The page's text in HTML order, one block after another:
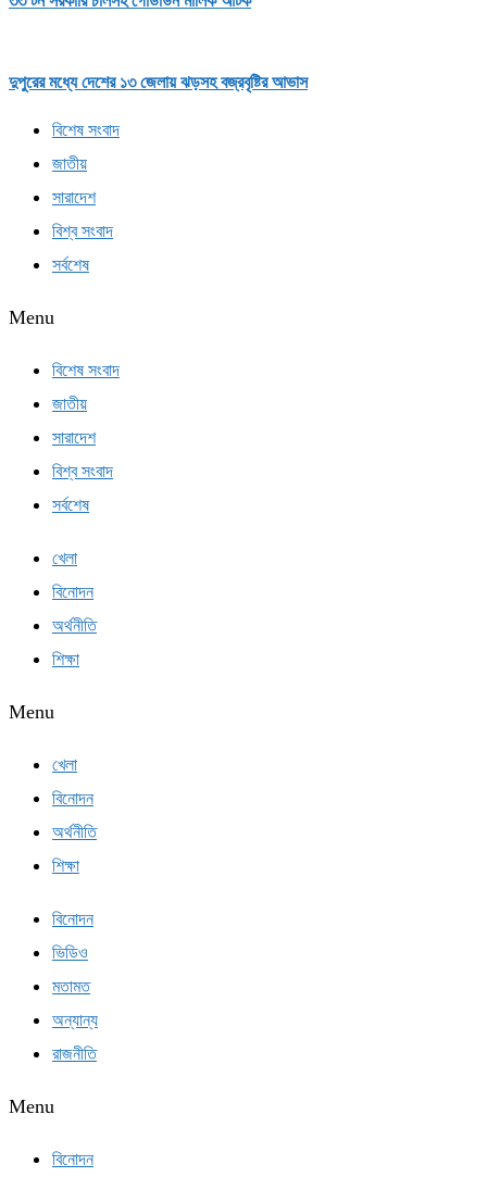
দুপুরের মধ্যে দেশের ১৩ জেলায় ঝড়সহ বজ্রবৃষ্টির আভাস
বিশেষ সংবাদ
জাতীয়
সারাদেশ
বিশ্ব সংবাদ
সর্বশেষ
Menu
বিশেষ সংবাদ
জাতীয়
সারাদেশ
বিশ্ব সংবাদ
সর্বশেষ
খেলা
বিনোদন
অর্থনীতি
শিক্ষা
Menu
খেলা
বিনোদন
অর্থনীতি
শিক্ষা
বিনোদন
ভিডিও
মতামত
অন্যান্য
রাজনীতি
Menu
বিনোদন